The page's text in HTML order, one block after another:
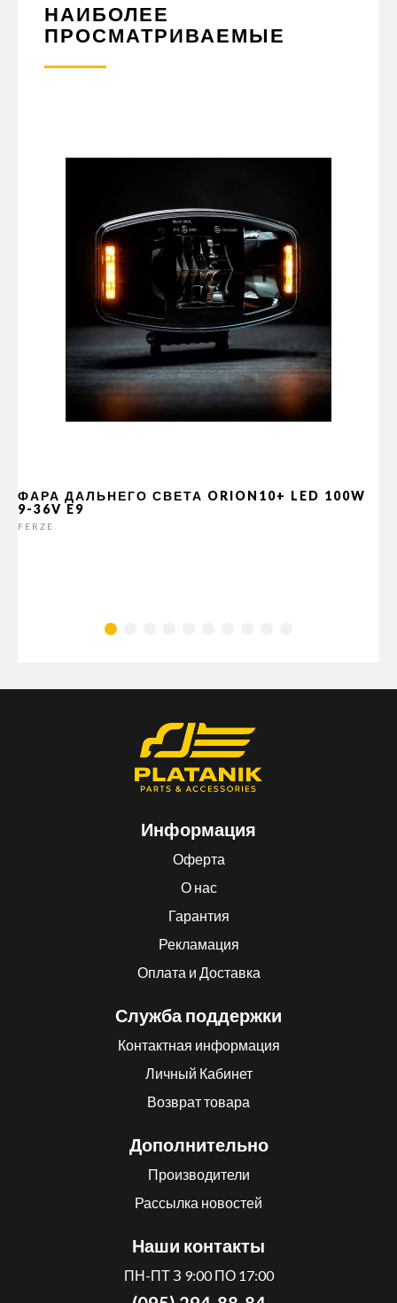
НАИБОЛЕЕ
ПРОСМАТРИВАЕМЫЕ
ФАРА ДАЛЬНЕГО СВЕТА ORION10+ LED 100W
9-36V E9
FERZE
Информация
Оферта
О нас
Гарантия
Рекламация
Оплата и Доставка
Служба поддержки
Контактная информация
Личный Кабинет
Возврат товара
Дополнительно
Производители
Рассылка новостей
Наши контакты
ПН-ПТ З 9:00 ПО 17:00